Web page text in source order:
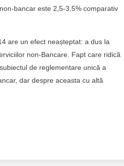
bancar este 2,5-3,5% comparativ
are un efect neașteptat: a dus la
non-Bancare. Fapt care ridică
de reglementare unică a
dar despre aceasta cu altă